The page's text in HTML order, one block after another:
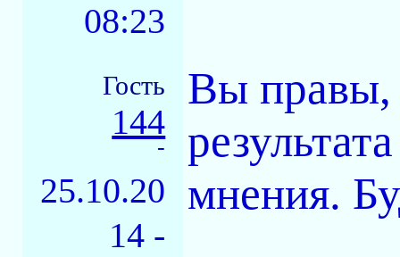
08:23
Гость
144
-
25.10.20
14 -
Вы правы,
мнения.